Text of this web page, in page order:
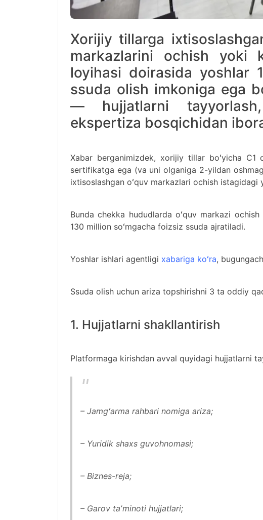
Xorijiy tillarga
markazlarini ochish yoki
loyihasi doirasida yoshlar
ssuda olish imkoniga ega
— hujjatlarni
ekspertiza bosqichidan
Xabar berganimizdek, xorijiy tillar boʻyicha
sertifikatga ega (va uni olganiga 2-yildan
ixtisoslashgan oʻquv markazlari ochish istagidagi
Bunda chekka hududlarda oʻquv markazi
130 million soʻmgacha foizsiz ssuda ajratiladi.
Yoshlar ishlari agentligi xabariga koʻra,
Ssuda olish uchun ariza topshirishni 3 ta oddiy
1. Hujjatlarni shakllantirish
Platformaga kirishdan avval quyidagi hujjatlarni
– Jamgʻarma rahbari nomiga ariza;
– Yuridik shaxs guvohnomasi;
– Biznes-reja;
– Garov taʼminoti hujjatlari;